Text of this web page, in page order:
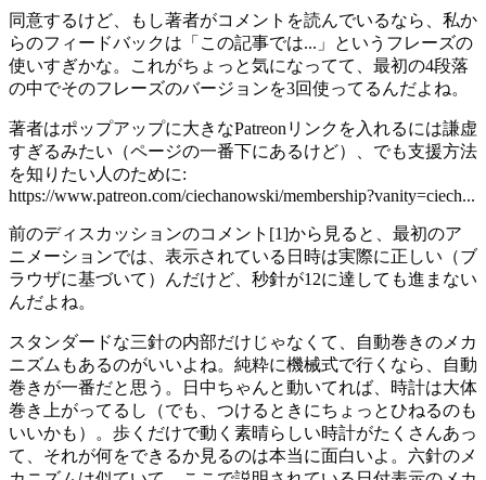
同意するけど、もし著者がコメントを読んでいるなら、私か
らのフィードバックは「この記事では...」というフレーズの
使いすぎかな。これがちょっと気になってて、最初の4段落
の中でそのフレーズのバージョンを3回使ってるんだよね。
著者はポップアップに大きなPatreonリンクを入れるには謙虚
すぎるみたい（ページの一番下にあるけど）、でも支援方法
を知りたい人のために:
https://www.patreon.com/ciechanowski/membership?vanity=ciech...
前のディスカッションのコメント[1]から見ると、最初のア
ニメーションでは、表示されている日時は実際に正しい（ブ
ラウザに基づいて）んだけど、秒針が12に達しても進まない
んだよね。
スタンダードな三針の内部だけじゃなくて、自動巻きのメカ
ニズムもあるのがいいよね。純粋に機械式で行くなら、自動
巻きが一番だと思う。日中ちゃんと動いてれば、時計は大体
巻き上がってるし（でも、つけるときにちょっとひねるのも
いいかも）。歩くだけで動く素晴らしい時計がたくさんあっ
て、それが何をできるか見るのは本当に面白いよ。六針のメ